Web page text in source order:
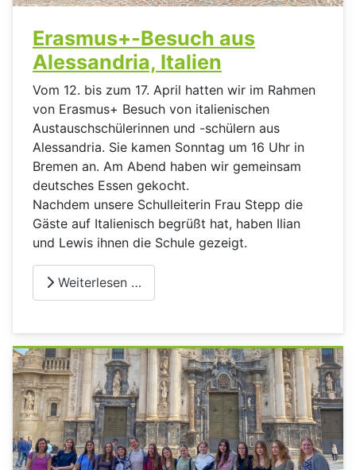
Erasmus+-Besuch aus
Alessandria, Italien
Vom 12. bis zum 17. April hatten wir im Rahmen
von Erasmus+ Besuch von italienischen
Austauschschülerinnen und -schülern aus
Alessandria. Sie kamen Sonntag um 16 Uhr in
Bremen an. Am Abend haben wir gemeinsam
deutsches Essen gekocht.
Nachdem unsere Schulleiterin Frau Stepp die
Gäste auf Italienisch begrüßt hat, haben Ilian
und Lewis ihnen die Schule gezeigt.
Weiterlesen …